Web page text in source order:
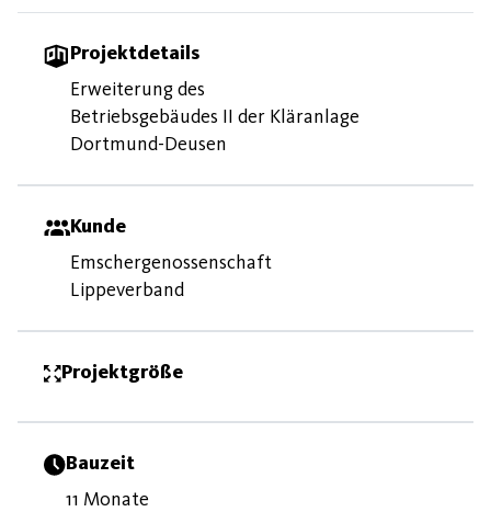
Projektdetails
Erweiterung des
Betriebsgebäudes II der Kläranlage
Dortmund-Deusen
Kunde
Emschergenossenschaft
Lippeverband
Projektgröße
Bauzeit
11 Monate